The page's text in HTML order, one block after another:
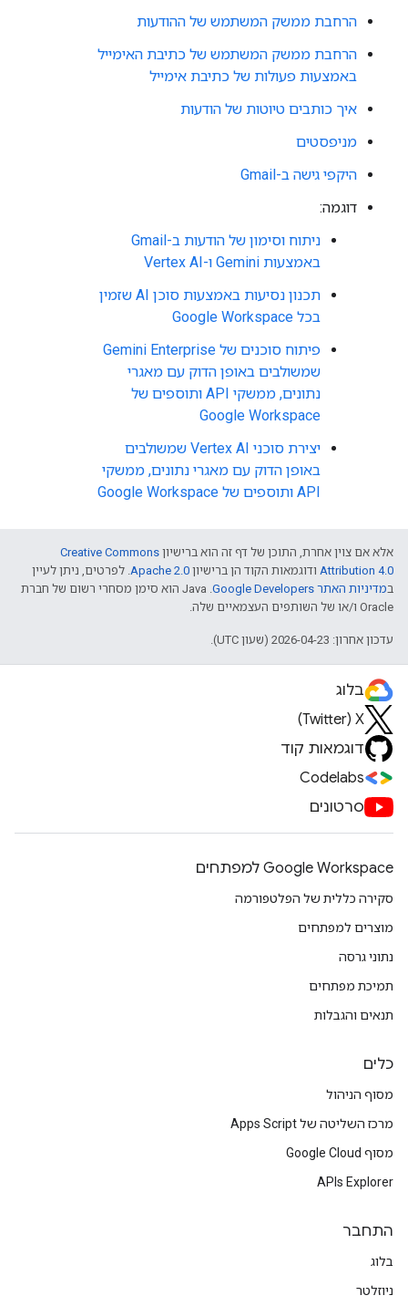
הרחבת ממשק המשתמש של ההודעות
הרחבת ממשק המשתמש של כתיבת האימייל
באמצעות פעולות של כתיבת אימייל
איך כותבים טיוטות של הודעות
מניפסטים
היקפי גישה ב-Gmail
דוגמה:
ניתוח וסימון של הודעות ב-Gmail
באמצעות Gemini ו-Vertex AI
תכנון נסיעות באמצעות סוכן AI שזמין
בכל Google Workspace
פיתוח סוכנים של Gemini Enterprise
שמשולבים באופן הדוק עם מאגרי
נתונים, ממשקי API ותוספים של
Google Workspace
יצירת סוכני Vertex AI שמשולבים
באופן הדוק עם מאגרי נתונים, ממשקי
API ותוספים של Google Workspace
אלא אם צוין אחרת, התוכן של דף זה הוא ברישיון Creative Commons
Attribution 4.0 ודוגמאות הקוד הן ברישיון Apache 2.0. לפרטים, ניתן לעיין
במדיניות האתר Google Developers‏
.‏ Java הוא סימן מסחרי רשום של חברת
Oracle ו/או של השותפים העצמאיים שלה.
עדכון אחרון: 2026-04-23 (שעון UTC).
בלוג
X‏ (Twitter)
דוגמאות קוד
Codelabs
סרטונים
Google Workspace למפתחים
סקירה כללית של הפלטפורמה
מוצרים למפתחים
נתוני גרסה
תמיכת מפתחים
תנאים והגבלות
כלים
מסוף הניהול
מרכז השליטה של Apps Script
מסוף Google Cloud
APIs Explorer
התחבר
בלוג
ניוזלטר